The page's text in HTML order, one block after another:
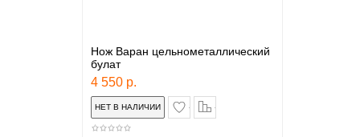
Нож Варан цельнометаллический
булат
4 550 р.
в закладки